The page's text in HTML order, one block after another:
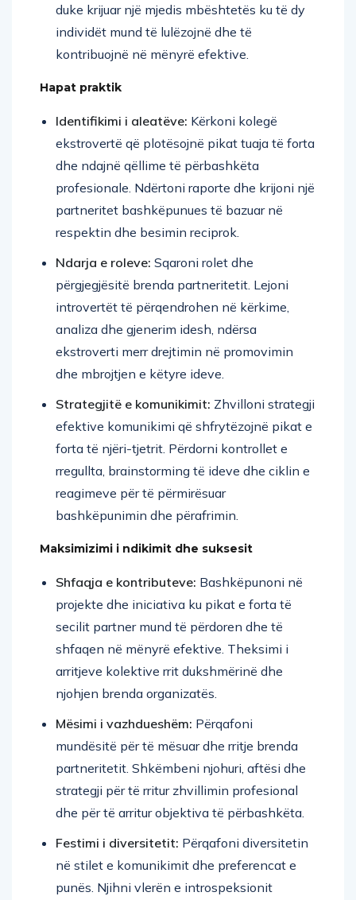
duke krijuar një mjedis mbështetës ku të dy
individët mund të lulëzojnë dhe të
kontribuojnë në mënyrë efektive.
Hapat praktik
Identifikimi i aleatëve: Kërkoni kolegë
ekstrovertë që plotësojnë pikat tuaja të forta
dhe ndajnë qëllime të përbashkëta
profesionale. Ndërtoni raporte dhe krijoni një
partneritet bashkëpunues të bazuar në
respektin dhe besimin reciprok.
Ndarja e roleve: Sqaroni rolet dhe
përgjegjësitë brenda partneritetit. Lejoni
introvertët të përqendrohen në kërkime,
analiza dhe gjenerim idesh, ndërsa
ekstroverti merr drejtimin në promovimin
dhe mbrojtjen e këtyre ideve.
Strategjitë e komunikimit: Zhvilloni strategji
efektive komunikimi që shfrytëzojnë pikat e
forta të njëri-tjetrit. Përdorni kontrollet e
rregullta, brainstorming të ideve dhe ciklin e
reagimeve për të përmirësuar
bashkëpunimin dhe përafrimin.
Maksimizimi i ndikimit dhe suksesit
Shfaqja e kontributeve: Bashkëpunoni në
projekte dhe iniciativa ku pikat e forta të
secilit partner mund të përdoren dhe të
shfaqen në mënyrë efektive. Theksimi i
arritjeve kolektive rrit dukshmërinë dhe
njohjen brenda organizatës.
Mësimi i vazhdueshëm: Përqafoni
mundësitë për të mësuar dhe rritje brenda
partneritetit. Shkëmbeni njohuri, aftësi dhe
strategji për të rritur zhvillimin profesional
dhe për të arritur objektiva të përbashkëta.
Festimi i diversitetit: Përqafoni diversitetin
në stilet e komunikimit dhe preferencat e
punës. Njihni vlerën e introspeksionit